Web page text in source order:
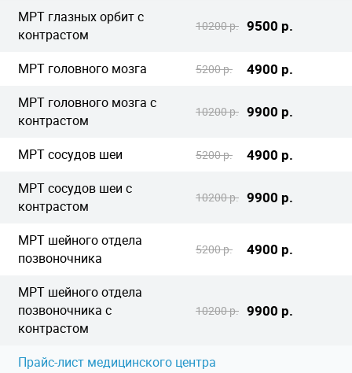
МРТ глазных орбит с
контрастом
10200 р. 9500 р.
МРТ головного мозга 5200 р. 4900 р.
МРТ головного мозга с
контрастом
10200 р. 9900 р.
МРТ сосудов шеи 5200 р. 4900 р.
МРТ сосудов шеи с
контрастом
10200 р. 9900 р.
МРТ шейного отдела
позвоночника
5200 р. 4900 р.
МРТ шейного отдела
позвоночника с
контрастом
10200 р. 9900 р.
Прайс-лист медицинского центра